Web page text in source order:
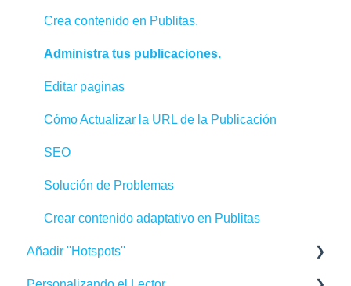
Crea contenido en Publitas.
Administra tus publicaciones.
Editar paginas
Cómo Actualizar la URL de la Publicación
SEO
Solución de Problemas
Crear contenido adaptativo en Publitas
Añadir ''Hotspots''